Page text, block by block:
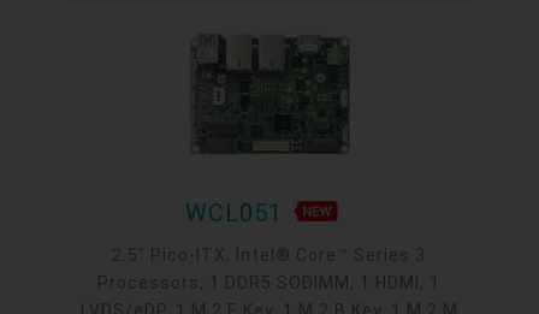
WCL051
2.5" Pico-ITX, Intel® Core™ Series 3
Processors, 1 DDR5 SODIMM, 1 HDMI, 1
LVDS/eDP, 1 M.2 E Key, 1 M.2 B Key, 1 M.2 M